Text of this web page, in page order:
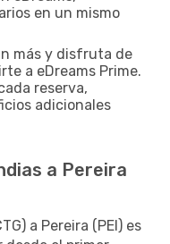
en un mismo
más y disfruta de
a eDreams Prime.
reserva,
adicionales
a Pereira
a Pereira (PEI) es